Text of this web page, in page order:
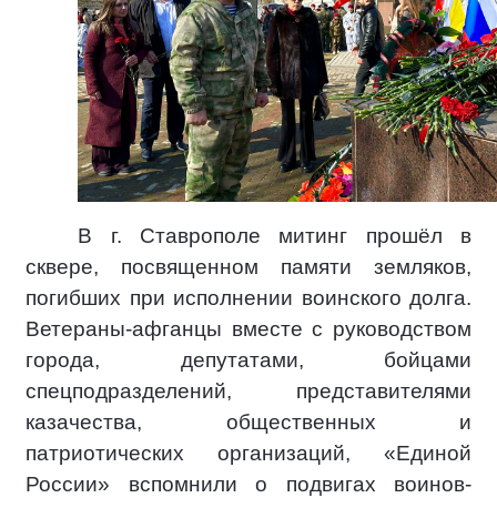
В г. Ставрополе митинг прошёл в
сквере, посвященном памяти земляков,
погибших при исполнении воинского долга.
Ветераны-афганцы вместе с руководством
города, депутатами, бойцами
спецподразделений, представителями
казачества, общественных и
патриотических организаций, «Единой
России» вспомнили о подвигах воинов-